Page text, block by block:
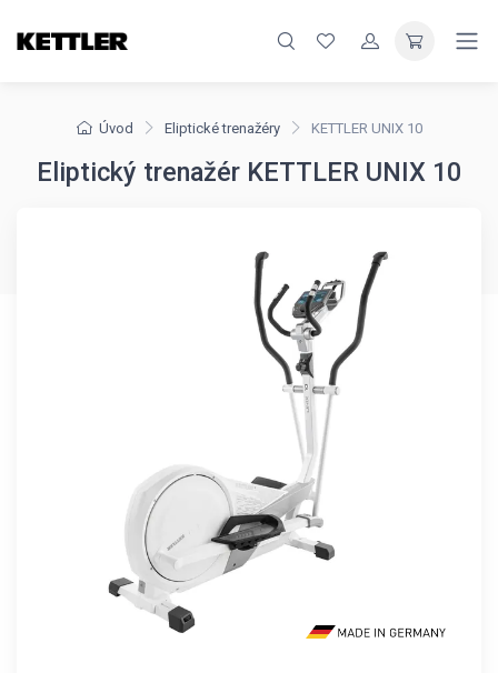
Úvod Eliptické trenažéry KETTLER UNIX 10
Eliptický trenažér KETTLER UNIX 10